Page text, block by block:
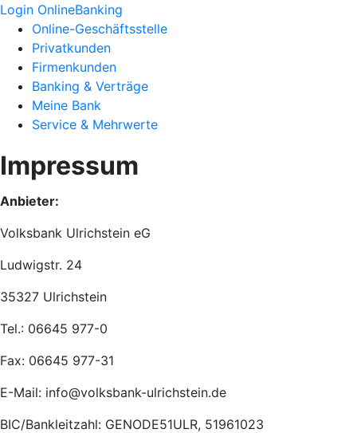
Login OnlineBanking
Online-Geschäftsstelle
Privatkunden
Firmenkunden
Banking & Verträge
Meine Bank
Service & Mehrwerte
Impressum
Anbieter:
Volksbank Ulrichstein eG
Ludwigstr. 24
35327 Ulrichstein
Tel.: 06645 977-0
Fax: 06645 977-31
E-Mail: info@volksbank-ulrichstein.de
BIC/Bankleitzahl: GENODE51ULR, 51961023